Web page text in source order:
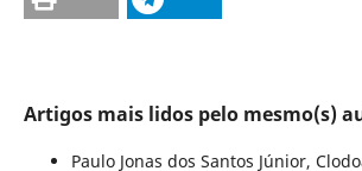
Artigos mais lidos pelo mesmo(s)
Paulo Jonas dos Santos Júnior,